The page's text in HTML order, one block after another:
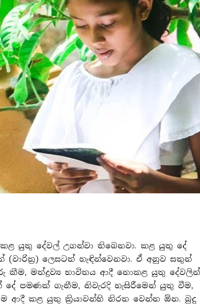
යුතු දේවල් උගන්වා තිබෙනවා. කළ යුතු දේ
ලෙසටත් හැඳින්වෙනවා. ඒ අනුව සතුන්
කීම, මත්ද්‍රව්‍ය භාවිතය ආදී නොකළ යුතු දේවලින්
පමණක් ගැනීම, නිවැරදි හැසිරීමෙන් යුතු වීම,
ආදී කළ යුතු ක්‍රියාවන්හි නිරත වෙන්න ඕන. බුදු